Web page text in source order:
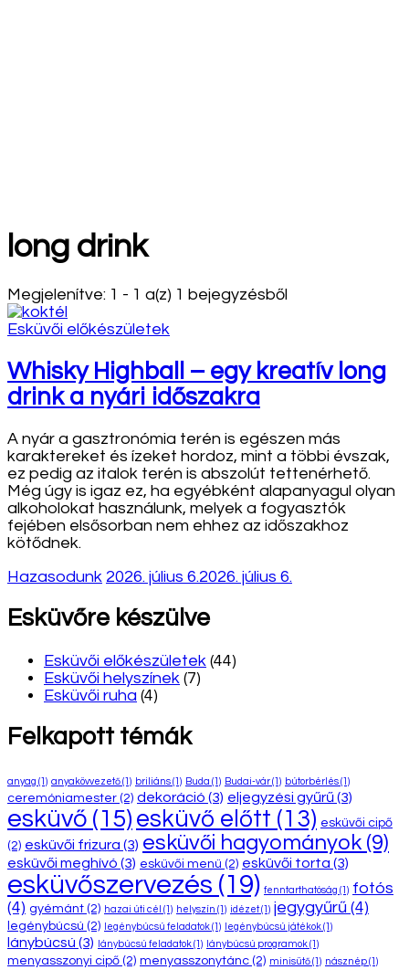
long drink
Megjelenítve: 1 - 1 a(z) 1 bejegyzésből
Esküvői előkészületek
Whisky Highball – egy kreatív long
drink a nyári időszakra
A nyár a gasztronómia terén is egészen más
karaktereket és ízeket hordoz, mint a többi évszak,
ez pedig az italok terén is abszolút tettenérhető.
Még úgy is igaz ez, ha egyébként alapanyagul olyan
alkoholokat használunk, melyek a fogyasztók
fejében elsősorban nem ehhez az időszakhoz
kötődnek.
Hazasodunk 2026. július 6.2026. július 6.
Esküvőre készülve
Esküvői előkészületek (44)
Esküvői helyszínek (7)
Esküvői ruha (4)
Felkapott témák
anyag (1) anyakövvezető(1) briliáns(1) Buda (1) Budai-vár(1) bútorbérlés(1)
ceremóniamester (2) dekoráció (3) eljegyzési gyűrű(3)
esküvő (15) esküvő előtt (13) esküvői cipő
(2) esküvői frizura (3) esküvői hagyományok (9)
esküvői meghívó (3) esküvői menü (2) esküvői torta (3)
esküvőszervezés (19) fenntarthatóság (1) fotós
(4) gyémánt (2) hazai úti cél (1) helyszín (1) idézet(1) jegygyűrű (4)
legénybúcsú (2) legénybúcsú feladatok(1) legénybúcsú játékok(1)
lánybúcsú (3) lánybúcsú feladatok(1) lánybúcsú programok(1)
menyasszonyi cipő (2) menyasszonytánc (2) minisütő(1) násznép(1)